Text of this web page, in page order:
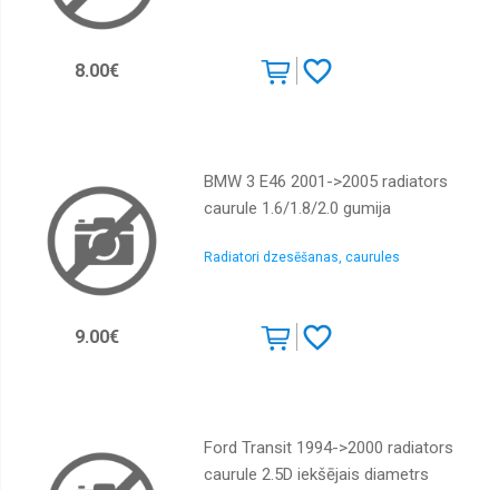
8.00€
BMW 3 E46 2001->2005 radiators
caurule 1.6/1.8/2.0 gumija
Radiatori dzesēšanas, caurules
9.00€
Ford Transit 1994->2000 radiators
caurule 2.5D iekšējais diametrs